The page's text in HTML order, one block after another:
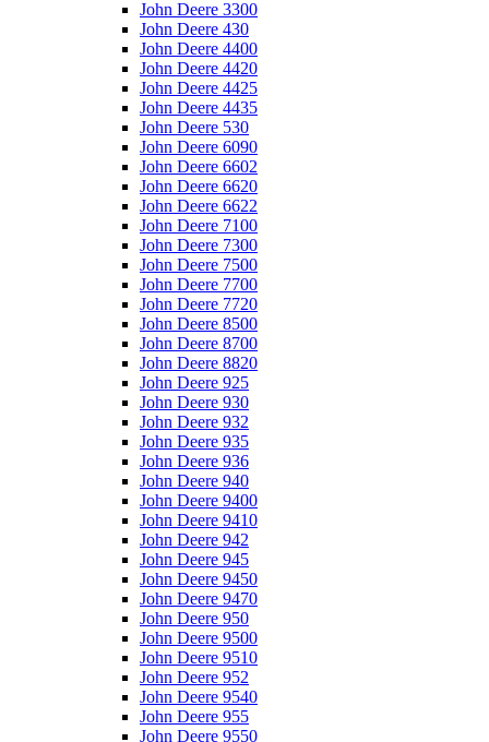
John Deere 3300
John Deere 430
John Deere 4400
John Deere 4420
John Deere 4425
John Deere 4435
John Deere 530
John Deere 6090
John Deere 6602
John Deere 6620
John Deere 6622
John Deere 7100
John Deere 7300
John Deere 7500
John Deere 7700
John Deere 7720
John Deere 8500
John Deere 8700
John Deere 8820
John Deere 925
John Deere 930
John Deere 932
John Deere 935
John Deere 936
John Deere 940
John Deere 9400
John Deere 9410
John Deere 942
John Deere 945
John Deere 9450
John Deere 9470
John Deere 950
John Deere 9500
John Deere 9510
John Deere 952
John Deere 9540
John Deere 955
John Deere 9550